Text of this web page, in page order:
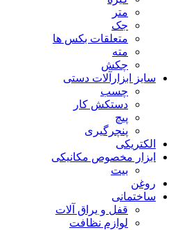
متر
جک
متعلقات بکس ها
مته
چکش
سایز ابزارآلات دستی
چسب
دستکش کار
پیچ
پنچرگیری
الکتریکی
ابزار مخصوص مکانیکی
بیت
روغن
ساختمانی
قفل و یراق آلات
لوازم نظافت